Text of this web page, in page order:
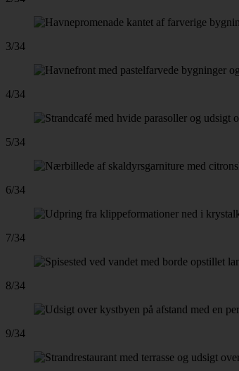
3/34
4/34
5/34
6/34
7/34
8/34
9/34